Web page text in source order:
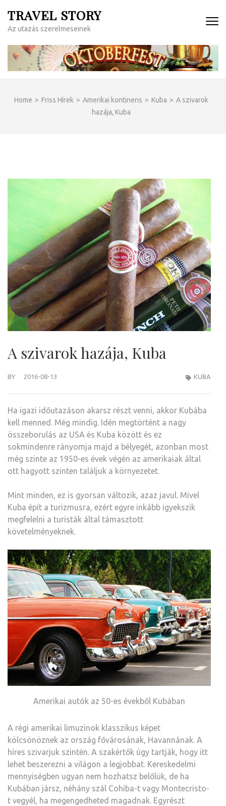
content
Enter)
TRAVEL STORY
Az utazás szerelmeseinek
Home > Friss Hírek > Amerikai kontinens > Kuba > A szivarok
hazája, Kuba
A szivarok hazája, Kuba
BY 2016-08-13 KUBA
Ha igazi időutazáson akarsz részt venni, akkor Kubába
kell menned. Még mindig. Idén megtörtént a nagy
összeborulás az USA és Kuba között és ez
sokmindenre rányomja majd a bélyegét, azonban most
még szinte az 1950-es évek végén az amerikaiak által
ott hagyott szinten találjuk a környezetet.
Mint minden, ez is gyorsan változik, azaz javul. Mivel
Kuba épít a turizmusra, ezért egyre inkább igyekszik
megfelelni a turisták által támasztott
követelményeknek.
Amerikai autók az 50-es évekből Kubában
A régi amerikai limuzinok klasszikus képet
kölcsönöznek az ország fővárosának, Havannának. A
híres szivarjuk szintén. A szakértők úgy tartják, hogy itt
lehet beszerezni a világon a legjobbat. Kereskedelmi
mennyiségben ugyan nem hozhatsz belőlük, de ha
Kubában jársz, néhány szál Cohiba-t vagy Montecristo-
t vegyél, ha megengedheted magadnak. Egyrészt